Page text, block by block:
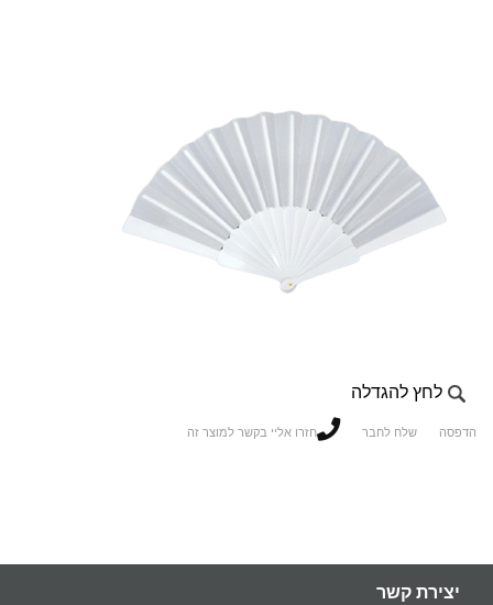
לחץ להגדלה
הדפסה שלח לחבר חזרו אליי בקשר למוצר זה
יצירת קשר